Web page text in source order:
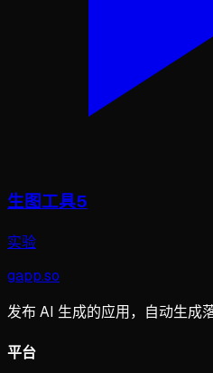
生图工具5
实验
gapp.so
发布 AI 生成的应用，自动生成
平台